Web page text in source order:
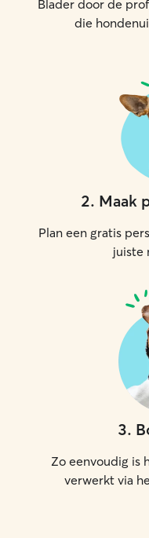
Blader door de
die
2. Maak
Plan een gratis
juiste
3.
Zo eenvoudig is
verwerkt via